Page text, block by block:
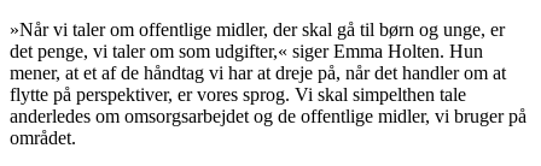
»Når vi taler om offentlige midler, der skal gå til børn og unge, er
det penge, vi taler om som udgifter,« siger Emma Holten. Hun
mener, at et af de håndtag vi har at dreje på, når det handler om at
flytte på perspektiver, er vores sprog. Vi skal simpelthen tale
anderledes om omsorgsarbejdet og de offentlige midler, vi bruger på
området.